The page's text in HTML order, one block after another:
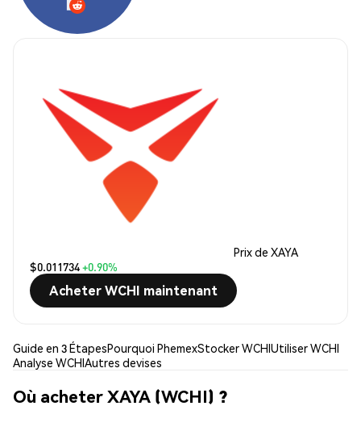
Prix de XAYA
$0.011734+0.90%
Acheter WCHI maintenant
Guide en 3 ÉtapesPourquoi PhemexStocker WCHIUtiliser WCHI
Analyse WCHIAutres devises
Où acheter XAYA (WCHI) ?